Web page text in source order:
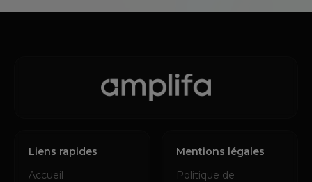
Liens rapides
Accueil
Mentions légales
Politique de